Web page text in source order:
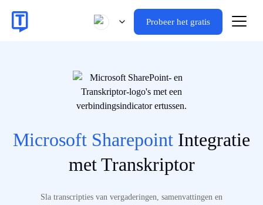
Probeer het gratis
Microsoft Sharepoint Integratie
met Transkriptor
Sla transcripties van vergaderingen, samenvattingen en